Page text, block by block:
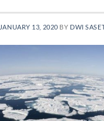
JANUARY 13, 2020 BY DWI